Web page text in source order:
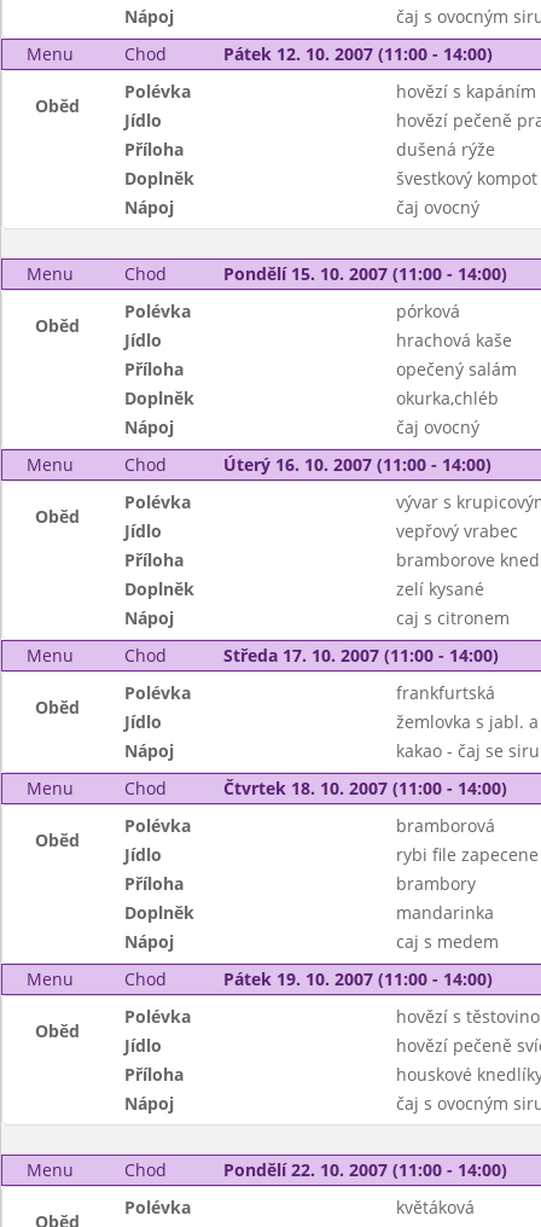
Nápoj
čaj s ovocným
Menu
Chod Pátek 12. 10. 2007 (11:00 - 14:00)
Oběd
Polévka
hovězí s kapáním
Jídlo
hovězí pečeně
Příloha
dušená rýže
Doplněk
švestkový kompot
Nápoj
čaj ovocný
Menu Chod Pondělí 15. 10. 2007 (11:00 - 14:00)
Oběd
Polévka
pórková
Jídlo
hrachová kaše
Příloha
opečený salám
Doplněk
okurka,chléb
Nápoj
čaj ovocný
Menu
Chod Úterý 16. 10. 2007 (11:00 - 14:00)
Oběd
Polévka
vývar s
Jídlo
vepřový vrabec
Příloha
bramborove
Doplněk
zelí kysané
Nápoj
caj s citronem
Menu
Chod Středa 17. 10. 2007 (11:00 - 14:00)
Oběd
Polévka
frankfurtská
Jídlo
žemlovka s jabl.
Nápoj
kakao - čaj se
Menu
Chod Čtvrtek 18. 10. 2007 (11:00 - 14:00)
Oběd
Polévka
bramborová
Jídlo
rybi file
Příloha
brambory
Doplněk
mandarinka
Nápoj
caj s medem
Menu
Chod Pátek 19. 10. 2007 (11:00 - 14:00)
Oběd
Polévka
hovězí s
Jídlo
hovězí pečeně
Příloha
houskové
Nápoj
čaj s ovocným
Menu Chod Pondělí 22. 10. 2007 (11:00 - 14:00)
Oběd
Polévka
květáková